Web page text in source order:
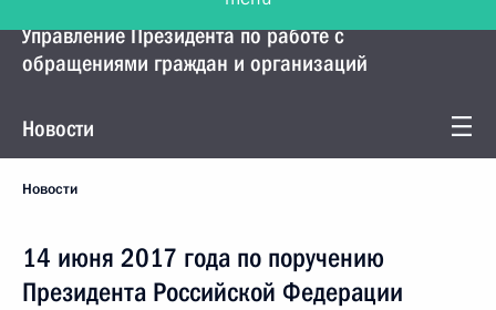
Управление Президента по работе с
обращениями граждан и организаций
Новости
Новости
14 июня 2017 года по поручению
Президента Российской Федерации